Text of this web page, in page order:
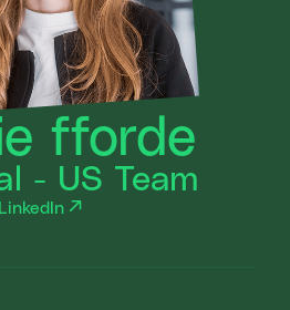
fforde
- US Team
LinkedIn